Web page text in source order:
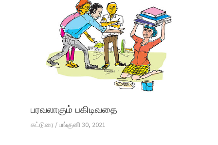
பரவலாகும் பகிடிவதை
கட்டுரை/பங்குனி 30, 2021